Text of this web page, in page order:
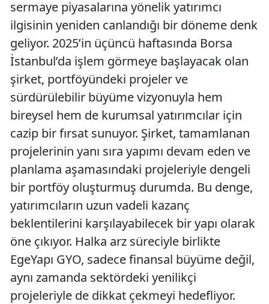
sermaye piyasalarına yönelik yatırımcı
ilgisinin yeniden canlandığı bir döneme denk
geliyor. 2025’in üçüncü haftasında Borsa
İstanbul’da işlem görmeye başlayacak olan
şirket, portföyündeki projeler ve
sürdürülebilir büyüme vizyonuyla hem
bireysel hem de kurumsal yatırımcılar için
cazip bir fırsat sunuyor. Şirket, tamamlanan
projelerinin yanı sıra yapımı devam eden ve
planlama aşamasındaki projeleriyle dengeli
bir portföy oluşturmuş durumda. Bu denge,
yatırımcıların uzun vadeli kazanç
beklentilerini karşılayabilecek bir yapı olarak
öne çıkıyor. Halka arz süreciyle birlikte
EgeYapı GYO, sadece finansal büyüme değil,
aynı zamanda sektördeki yenilikçi
projeleriyle de dikkat çekmeyi hedefliyor.